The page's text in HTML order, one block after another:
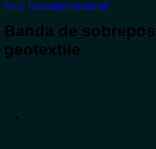
Início /Accesorios de césped
Banda de
geotextile